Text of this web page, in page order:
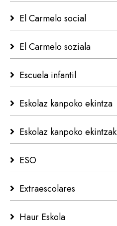
El Carmelo social
El Carmelo soziala
Escuela infantil
Eskolaz kanpoko ekintza
Eskolaz kanpoko ekintzak
ESO
Extraescolares
Haur Eskola